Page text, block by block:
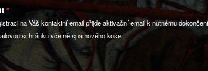
na Váš kontaktní email přijde aktivační email k nutnému
schránku včetně spamového koše.